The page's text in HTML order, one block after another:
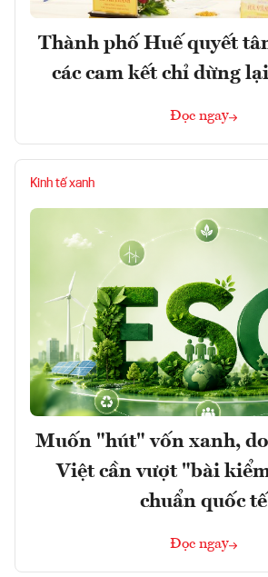
Thành phố Huế quyết
các cam kết chỉ dừng
Đọc ngay
Kinh tế xanh
Muốn "hút" vốn xanh,
Việt cần vượt "bài
chuẩn quốc tế
Đọc ngay